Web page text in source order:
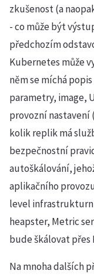
zkušenost (a
- co může být
předchozím
Kubernetes může
něm se míchá
parametry, image,
provozní
kolik replik má
bezpečnostní
autoškálování,
aplikačního
level
heapster, Metric
bude škálovat přes
Na mnoha dalších